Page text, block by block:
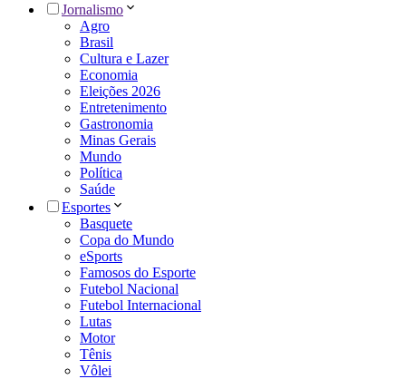
Jornalismo
Agro
Brasil
Cultura e Lazer
Economia
Eleições 2026
Entretenimento
Gastronomia
Minas Gerais
Mundo
Política
Saúde
Esportes
Basquete
Copa do Mundo
eSports
Famosos do Esporte
Futebol Nacional
Futebol Internacional
Lutas
Motor
Tênis
Vôlei